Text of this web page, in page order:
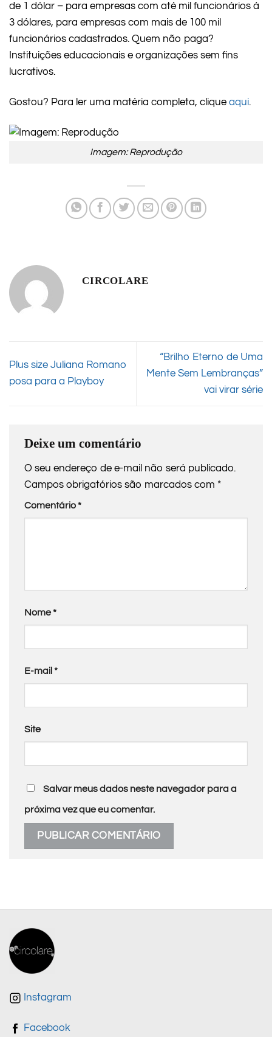
de 1 dólar – para empresas com até mil funcionários à
3 dólares, para empresas com mais de 100 mil
funcionários cadastrados. Quem não paga?
Instituições educacionais e organizações sem fins
lucrativos.
Gostou? Para ler uma matéria completa, clique aqui.
Imagem: Reprodução
CIRCOLARE
Plus size Juliana Romano
posa para a Playboy
“Brilho Eterno de Uma
Mente Sem Lembranças”
vai virar série
Deixe um comentário
O seu endereço de e-mail não será publicado.
Campos obrigatórios são marcados com *
Comentário*
Nome*
E-mail *
Site
Salvar meus dados neste navegador para a
próxima vez que eu comentar.
Instagram
Facebook